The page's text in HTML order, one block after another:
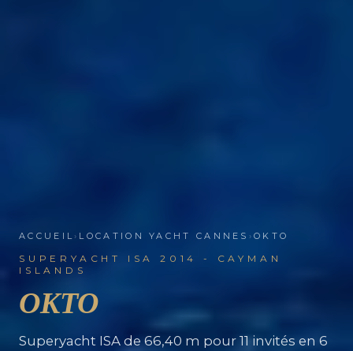
ACCUEIL › LOCATION YACHT CANNES ›OKTO
SUPERYACHT ISA 2014 - CAYMAN
ISLANDS
OKTO
Superyacht ISA de 66,40 m pour 11 invités en 6